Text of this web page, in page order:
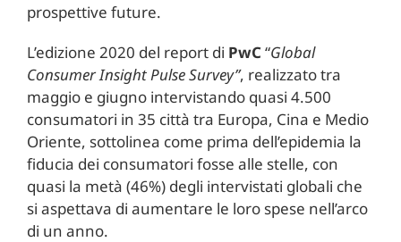
prospettive future.
L’edizione 2020 del report di PwC“Global
Consumer Insight Pulse Survey”, realizzato tra
maggio e giugno intervistando quasi 4.500
consumatori in 35 città tra Europa, Cina e Medio
Oriente, sottolinea come prima dell’epidemia la
fiducia dei consumatori fosse alle stelle, con
quasi la metà (46%) degli intervistati globali che
si aspettava di aumentare le loro spese nell’arco
di un anno.